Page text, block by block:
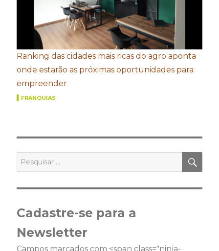
Ranking das cidades mais ricas do agro aponta
onde estarão as próximas oportunidades para
empreender
FRANQUIAS
por:
Cadastre-se para a
Newsletter
Campos marcados com <span class="ninja-